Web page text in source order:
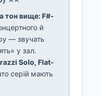
тон вище: F#-
й
— звучать
у зал.
Solo, Flat-
серій мають